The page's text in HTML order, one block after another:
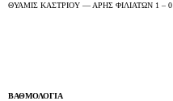
ΘΥΑΜΙΣ ΚΑΣΤΡΙΟΥ — ΑΡΗΣ ΦΙΛΙΑΤΩΝ 1 – 0
ΒΑΘΜΟΛΟΓΙΑ